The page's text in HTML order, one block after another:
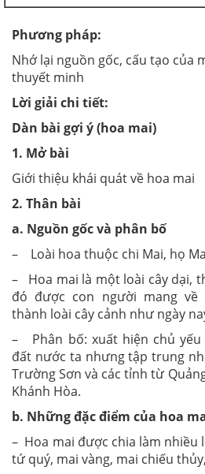
Phương pháp:
Nhớ lại nguồn gốc, cấu tạo của
thuyết minh
Lời giải chi tiết:
Dàn bài gợi ý (hoa mai)
1. Mở bài
Giới thiệu khái quát về hoa mai
2. Thân bài
a. Nguồn gốc và phân bố
– Loài hoa thuộc chi Mai, họ
– Hoa mai là một loài cây dại,
đó được con người mang về
thành loài cây cảnh như ngày
– Phân bố: xuất hiện chủ
đất nước ta nhưng tập trung
Trường Sơn và các tỉnh từ
Khánh Hòa.
b. Những đặc điểm của hoa
– Hoa mai được chia làm nhiều
tứ quý, mai vàng, mai chiếu